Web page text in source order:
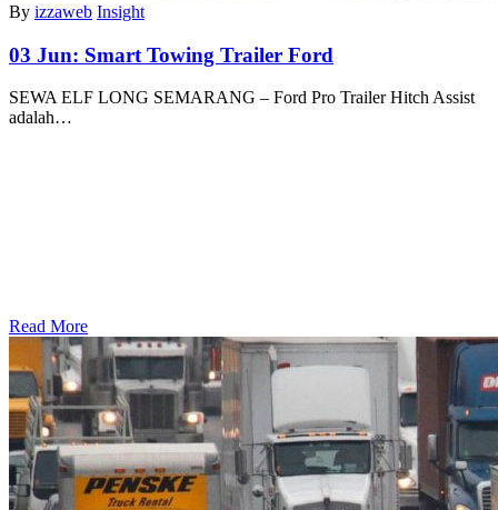
By izzaweb Insight
03 Jun: Smart Towing Trailer Ford
SEWA ELF LONG SEMARANG – Ford Pro Trailer Hitch Assist
adalah…
Read More